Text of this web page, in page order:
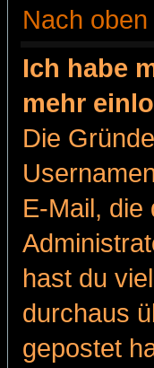
Nach oben
Ich habe
mehr
Die
E-Mail,
hast du
durchaus
gepostet